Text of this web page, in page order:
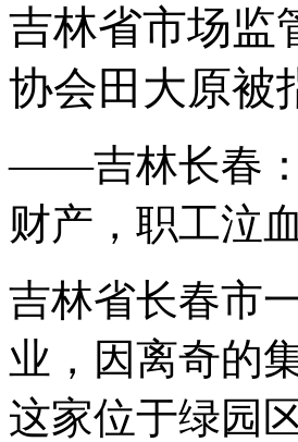
吉林省市场监
协会田大原被
——吉林长春
财产，职工泣
吉林省长春市
业，因离奇的
这家位于绿园